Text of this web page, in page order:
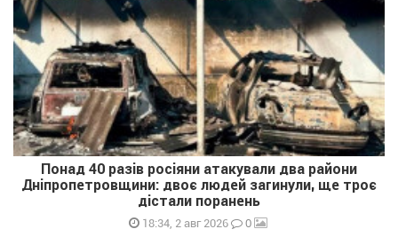
Понад 40 разів росіяни атакували два райони
Дніпропетровщини: двоє людей загинули, ще троє
дістали поранень
18:34, 2 авг 2026 0